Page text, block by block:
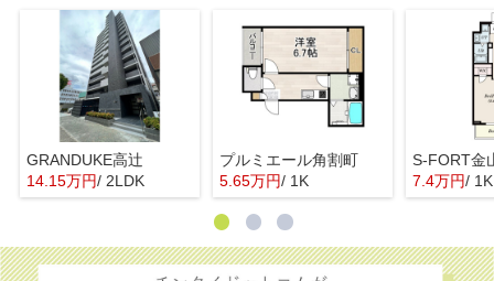
GRANDUKE高辻
14.15万円/ 2LDK
プルミエール角割町
5.65万円/ 1K
S-FORT金
7.4万円/ 1K